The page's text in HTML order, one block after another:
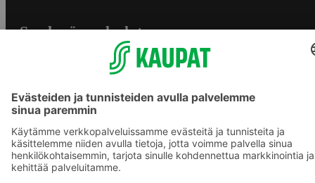
S-ryhmän palvelut
Yhteishyvä Ruoka -sovellus
S-ostoslista -sovellus
Prisma.fi
Sokos.fi
S-Pankki